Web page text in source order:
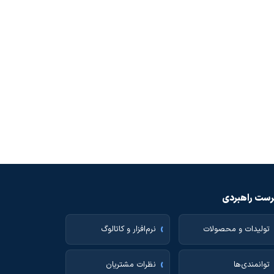
راهبردی
تولیدات و محصولات نرم‌افزار و کاتالوگ
توانمندی‌ها نظرات مشتریان